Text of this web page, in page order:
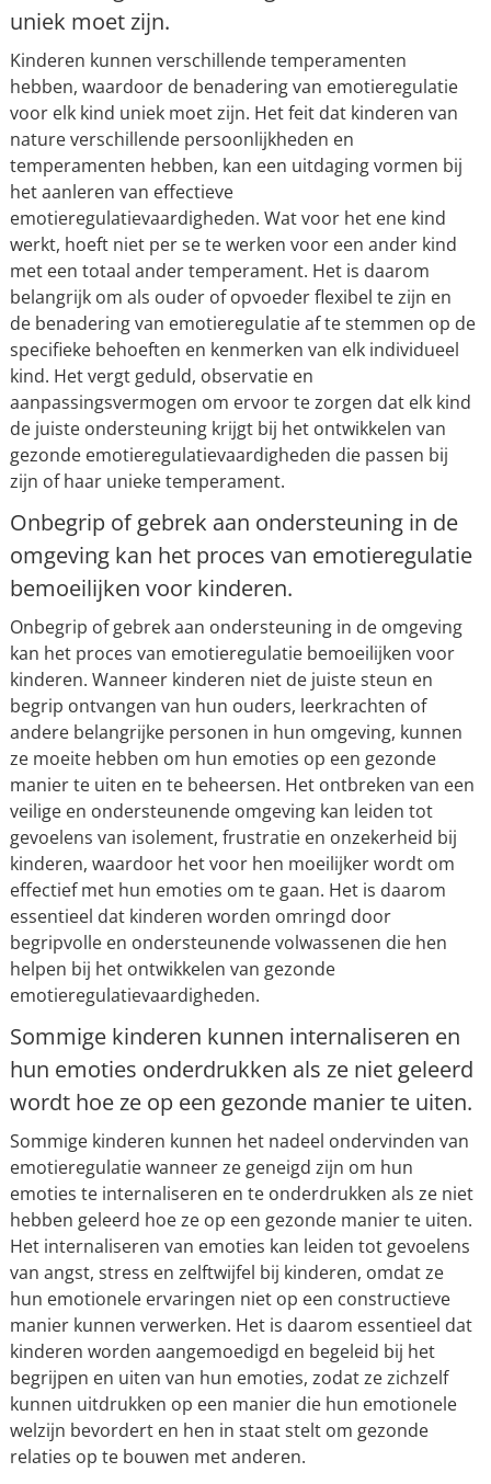
uniek moet zijn.
Kinderen kunnen verschillende temperamenten
hebben, waardoor de benadering van emotieregulatie
voor elk kind uniek moet zijn. Het feit dat kinderen van
nature verschillende persoonlijkheden en
temperamenten hebben, kan een uitdaging vormen bij
het aanleren van effectieve
emotieregulatievaardigheden. Wat voor het ene kind
werkt, hoeft niet per se te werken voor een ander kind
met een totaal ander temperament. Het is daarom
belangrijk om als ouder of opvoeder flexibel te zijn en
de benadering van emotieregulatie af te stemmen op de
specifieke behoeften en kenmerken van elk individueel
kind. Het vergt geduld, observatie en
aanpassingsvermogen om ervoor te zorgen dat elk kind
de juiste ondersteuning krijgt bij het ontwikkelen van
gezonde emotieregulatievaardigheden die passen bij
zijn of haar unieke temperament.
Onbegrip of gebrek aan ondersteuning in de
omgeving kan het proces van emotieregulatie
bemoeilijken voor kinderen.
Onbegrip of gebrek aan ondersteuning in de omgeving
kan het proces van emotieregulatie bemoeilijken voor
kinderen. Wanneer kinderen niet de juiste steun en
begrip ontvangen van hun ouders, leerkrachten of
andere belangrijke personen in hun omgeving, kunnen
ze moeite hebben om hun emoties op een gezonde
manier te uiten en te beheersen. Het ontbreken van een
veilige en ondersteunende omgeving kan leiden tot
gevoelens van isolement, frustratie en onzekerheid bij
kinderen, waardoor het voor hen moeilijker wordt om
effectief met hun emoties om te gaan. Het is daarom
essentieel dat kinderen worden omringd door
begripvolle en ondersteunende volwassenen die hen
helpen bij het ontwikkelen van gezonde
emotieregulatievaardigheden.
Sommige kinderen kunnen internaliseren en
hun emoties onderdrukken als ze niet geleerd
wordt hoe ze op een gezonde manier te uiten.
Sommige kinderen kunnen het nadeel ondervinden van
emotieregulatie wanneer ze geneigd zijn om hun
emoties te internaliseren en te onderdrukken als ze niet
hebben geleerd hoe ze op een gezonde manier te uiten.
Het internaliseren van emoties kan leiden tot gevoelens
van angst, stress en zelftwijfel bij kinderen, omdat ze
hun emotionele ervaringen niet op een constructieve
manier kunnen verwerken. Het is daarom essentieel dat
kinderen worden aangemoedigd en begeleid bij het
begrijpen en uiten van hun emoties, zodat ze zichzelf
kunnen uitdrukken op een manier die hun emotionele
welzijn bevordert en hen in staat stelt om gezonde
relaties op te bouwen met anderen.